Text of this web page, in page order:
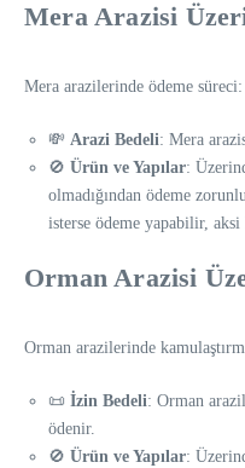
Aracı
Mera Arazisi
Mera arazilerinde ödeme süreci:
💸 Arazi Bedeli: Mera
🚫 Ürün ve Yapılar:
olmadığından ödeme
isterse ödeme yapabilir,
Orman Arazisi
Orman arazilerinde
📜 İzin Bedeli: Orman
ödenir.
🚫 Ürün ve Yapılar: